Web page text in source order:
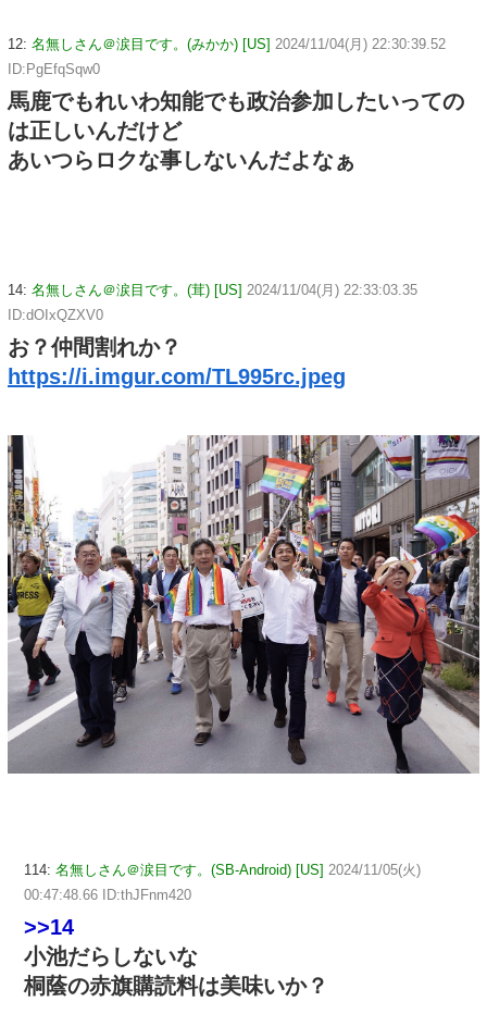
12: 名無しさん＠涙目です。(みかか) [US] 2024/11/04(月) 22:30:39.52
ID:PgEfqSqw0
馬鹿でもれいわ知能でも政治参加したいっての
は正しいんだけど
あいつらロクな事しないんだよなぁ
14: 名無しさん＠涙目です。(茸) [US] 2024/11/04(月) 22:33:03.35
ID:dOIxQZXV0
お？仲間割れか？
https://i.imgur.com/TL995rc.jpeg
114: 名無しさん＠涙目です。(SB-Android) [US] 2024/11/05(火)
00:47:48.66 ID:thJFnm420
>>14
小池だらしないな
桐蔭の赤旗購読料は美味いか？